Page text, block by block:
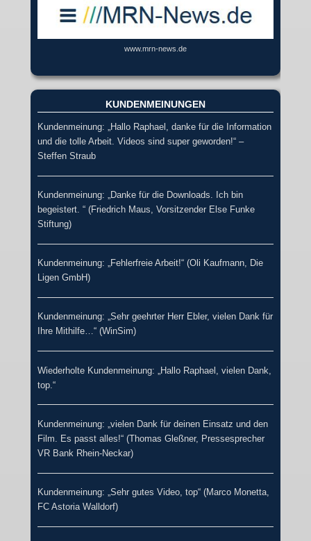
www.mrn-news.de
KUNDENMEINUNGEN
Kundenmeinung: „Hallo Raphael, danke für die Information
und die tolle Arbeit. Videos sind super geworden!“ –
Steffen Straub
Kundenmeinung: „Danke für die Downloads. Ich bin
begeistert. “ (Friedrich Maus, Vorsitzender Else Funke
Stiftung)
Kundenmeinung: „Fehlerfreie Arbeit!“ (Oli Kaufmann, Die
Ligen GmbH)
Kundenmeinung: „Sehr geehrter Herr Ebler, vielen Dank für
Ihre Mithilfe…“ (WinSim)
Wiederholte Kundenmeinung: „Hallo Raphael, vielen Dank,
top.“
Kundenmeinung: „vielen Dank für deinen Einsatz und den
Film. Es passt alles!“ (Thomas Gleßner, Pressesprecher
VR Bank Rhein-Neckar)
Kundenmeinung: „Sehr gutes Video, top“ (Marco Monetta,
FC Astoria Walldorf)